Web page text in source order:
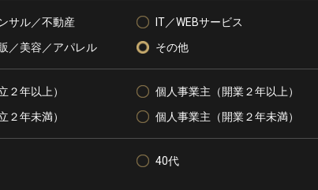
サル／不動産
IT／WEBサービス
／美容／アパレル その他
２年以上）
個人事業主（開業２年以上）
２年未満） 個人事業主（開業２年未満）
40代